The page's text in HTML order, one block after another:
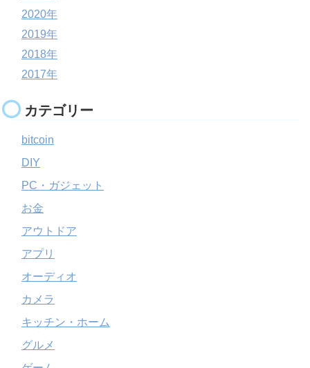
2020年
2019年
2018年
2017年
カテゴリー
bitcoin
DIY
PC・ガジェット
お金
アウトドア
アプリ
オーディオ
カメラ
キッチン・ホーム
グルメ